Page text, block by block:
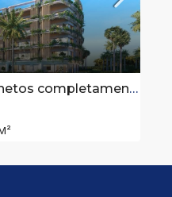
amueblados en Cap Cana